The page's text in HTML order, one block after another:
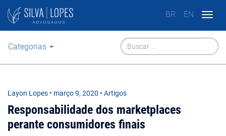
BR EN
Categorias
Layon Lopes • março 9, 2020 • Artigos
Responsabilidade dos marketplaces
perante consumidores finais